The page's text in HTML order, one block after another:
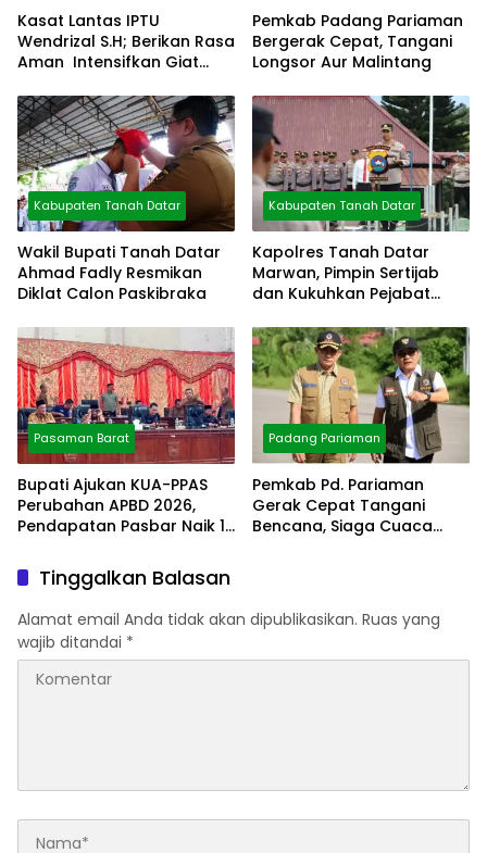
Kasat Lantas IPTU
Wendrizal S.H; Berikan Rasa
Aman Intensifkan Giat
Pemkab Padang Pariaman
Bergerak Cepat, Tangani
Longsor Aur Malintang
Kabupaten Tanah Datar
Wakil Bupati Tanah Datar
Ahmad Fadly Resmikan
Diklat Calon Paskibraka
Kabupaten Tanah Datar
Kapolres Tanah Datar
Marwan, Pimpin Sertijab
dan Kukuhkan Pejabat
Pasaman Barat
Bupati Ajukan KUA-PPAS
Perubahan APBD 2026,
Pendapatan Pasbar Naik 15
Padang Pariaman
Pemkab Pd. Pariaman
Gerak Cepat Tangani
Bencana, Siaga Cuaca
Tinggalkan Balasan
Alamat email Anda tidak akan dipublikasikan. Ruas yang
wajib ditandai *